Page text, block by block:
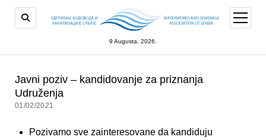
9 Augusta, 2026.
open
menu
Javni poziv – kandidovanje za priznanja
Udruženja
01/02/2021
Pozivamo sve zainteresovane da kandiduju